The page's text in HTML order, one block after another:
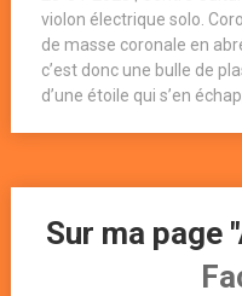
violon électrique solo.
de masse coronale en
c’est donc une bulle de
d’une étoile qui s’en
Sur ma page